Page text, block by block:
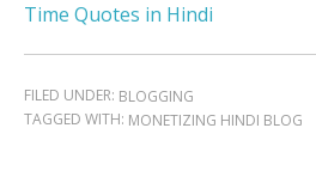
Time Quotes in Hindi
FILED UNDER: BLOGGING
TAGGED WITH: MONETIZING HINDI BLOG